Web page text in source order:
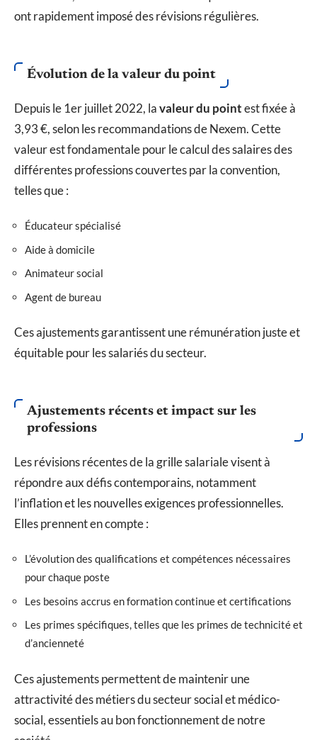
ont rapidement imposé des révisions régulières.
Évolution de la valeur du point
Depuis le 1er juillet 2022, lavaleur du pointest fixée à
3,93 €, selon les recommandations de Nexem. Cette
valeur est fondamentale pour le calcul des salaires des
différentes professions couvertes par la convention,
telles que :
Éducateur spécialisé
Aide à domicile
Animateur social
Agent de bureau
Ces ajustements garantissent une rémunération juste et
équitable pour les salariés du secteur.
Ajustements récents et impact sur les
professions
Les révisions récentes de la grille salariale visent à
répondre aux défis contemporains, notamment
l’inflation et les nouvelles exigences professionnelles.
Elles prennent en compte :
L’évolution des qualifications et compétences nécessaires
pour chaque poste
Les besoins accrus en formation continue et certifications
Les primes spécifiques, telles que les primes de technicité et
d’ancienneté
Ces ajustements permettent de maintenir une
attractivité des métiers du secteur social et médico-
social, essentiels au bon fonctionnement de notre